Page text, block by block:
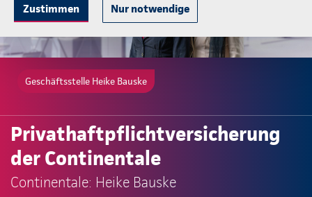
Zustimmen Nur notwendige
Geschäftsstelle Heike Bauske
Privathaftpflichtversicherung
der Continentale
Continentale: Heike Bauske